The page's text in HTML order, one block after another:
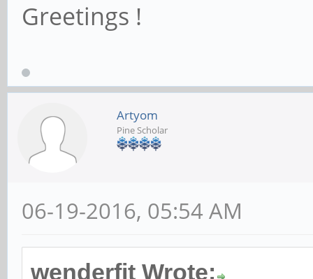
Greetings !
Artyom
Pine Scholar
06-19-2016, 05:54 AM
wenderfit Wrote: